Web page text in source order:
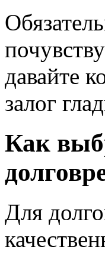
давайте
залог
Как
Для